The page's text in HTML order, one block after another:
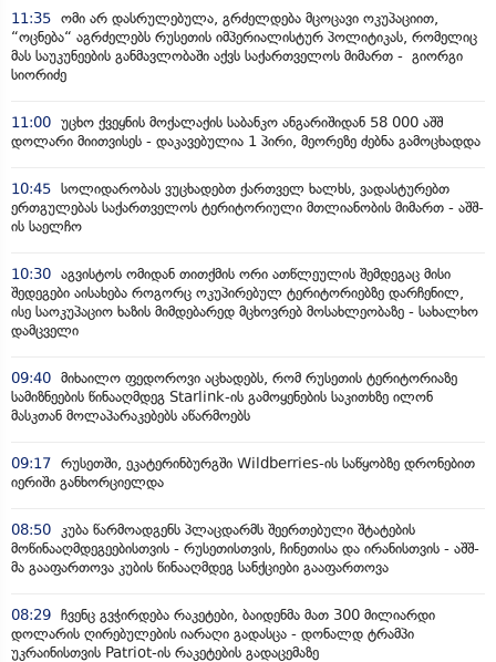
11:35 ომი არ დასრულებულა, გრძელდება მცოცავი ოკუპაციით,
“ოცნება“ აგრძელებს რუსეთის იმპერიალისტურ პოლიტიკას, რომელიც
მას საუკუნეების განმავლობაში აქვს საქართველოს მიმართ - გიორგი
სიორიძე
11:00 უცხო ქვეყნის მოქალაქის საბანკო ანგარიშიდან 58 000 აშშ
დოლარი მიითვისეს - დაკავებულია 1 პირი, მეორეზე ძებნა გამოცხადდა
10:45 სოლიდარობას ვუცხადებთ ქართველ ხალხს, ვადასტურებთ
ერთგულებას საქართველოს ტერიტორიული მთლიანობის მიმართ - აშშ-
ის საელჩო
10:30 აგვისტოს ომიდან თითქმის ორი ათწლეულის შემდეგაც მისი
შედეგები აისახება როგორც ოკუპირებულ ტერიტორიებზე დარჩენილ,
ისე საოკუპაციო ხაზის მიმდებარედ მცხოვრებ მოსახლეობაზე - სახალხო
დამცველი
09:40 მიხაილო ფედოროვი აცხადებს, რომ რუსეთის ტერიტორიაზე
სამიზნეების წინააღმდეგ Starlink-ის გამოყენების საკითხზე ილონ
მასკთან მოლაპარაკებებს აწარმოებს
09:17 რუსეთში, ეკატერინბურგში Wildberries-ის საწყობზე დრონებით
იერიში განხორციელდა
08:50
კუბა წარმოადგენს პლაცდარმს შეერთებული შტატების
მოწინააღმდეგეებისთვის - რუსეთისთვის, ჩინეთისა და ირანისთვის - აშშ-
მა გააფართოვა კუბის წინააღმდეგ სანქციები გააფართოვა
08:29 ჩვენც გვჭირდება რაკეტები, ბაიდენმა მათ 300 მილიარდი
დოლარის ღირებულების იარაღი გადასცა - დონალდ ტრამპი
უკრაინისთვის Patriot-ის რაკეტების გადაცემაზე